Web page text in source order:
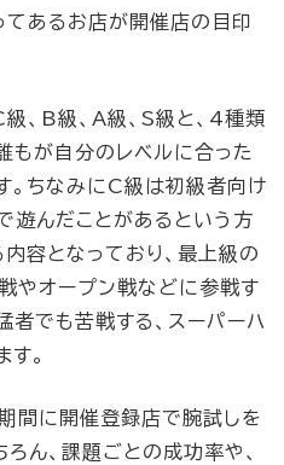
てあるお店が開催店の目印
、B級、A級、S級と、4種類
もが自分のレベルに合った
。ちなみにC級は初級者向け
遊んだことがあるという方
容となっており、最上級の
やオープン戦などに参戦す
者でも苦戦する、スーパーハ
。
に開催登録店で腕試しを
ん、課題ごとの成功率や、